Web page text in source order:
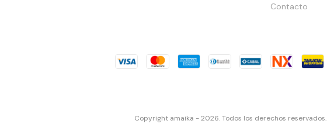
Contacto
Copyright amaika - 2026. Todos los derechos reservados.